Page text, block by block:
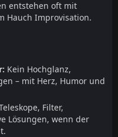
entstehen oft mit
Hauch Improvisation.
Kein Hochglanz,
– mit Herz, Humor und
Filter,
Lösungen, wenn der